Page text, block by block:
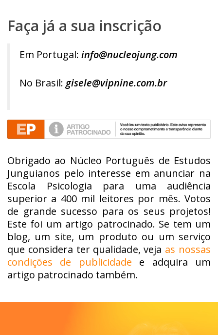
Faça já a sua inscrição
Em Portugal: info@nucleojung.com
No Brasil: gisele@vipnine.com.br
Obrigado ao Núcleo Português de Estudos
Junguianos pelo interesse em anunciar na
Escola Psicologia para uma audiência
superior a 400 mil leitores por mês. Votos
de grande sucesso para os seus projetos!
Este foi um artigo patrocinado. Se tem um
blog, um site, um produto ou um serviço
que considera ter qualidade, veja as nossas
condições de publicidade e adquira um
artigo patrocinado também.